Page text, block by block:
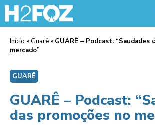
Início » Guarê » GUARÊ – Podcast: “Saudades
mercado”
GUARÊ
GUARÊ – Podcast:
das promoções no